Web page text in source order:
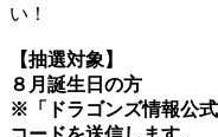
い！
【抽選対象】
８月誕生日の方
※「ドラゴンズ情報公